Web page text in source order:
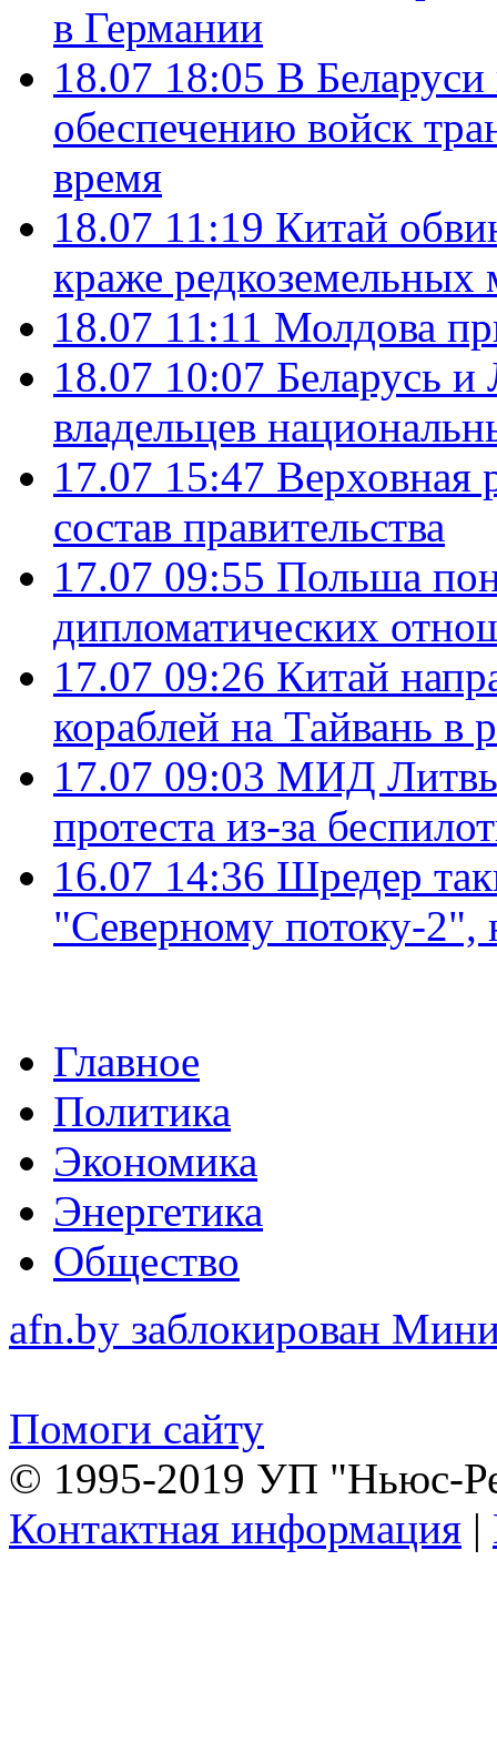
в Германии
18.07 18:05 В
обеспечению войск
время
18.07 11:19 Китай
краже редкоземельных
18.07 11:11 Молдова
18.07 10:07 Беларусь
владельцев
17.07 15:47 Верховная
состав правительства
17.07 09:55 Польша
дипломатических
17.07 09:26 Китай
кораблей на Тайвань в
17.07 09:03 МИД Литвы
протеста из-за
16.07 14:36 Шредер
"Северному потоку-2",
Главное
Политика
Экономика
Энергетика
Общество
afn.by заблокирован
Помоги сайту
© 1995-2019 УП "Ньюс-
Контактная информация |